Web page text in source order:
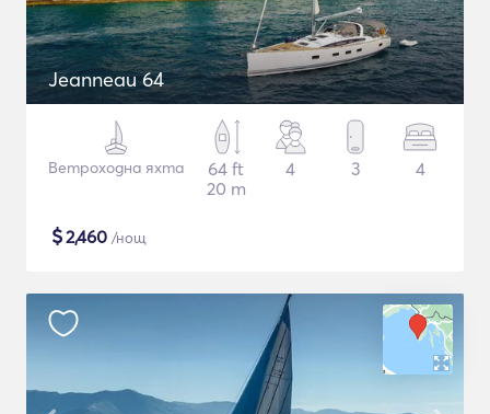
Jeanneau 64
Ветроходна яхта
64 ft
20 m
4 3 4
$2,460 /нощ